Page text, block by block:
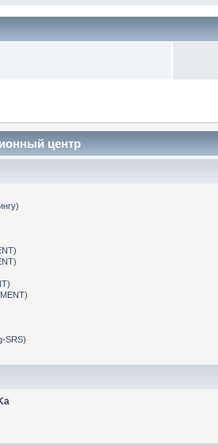
центр
)
)
)
)
)
SRS)